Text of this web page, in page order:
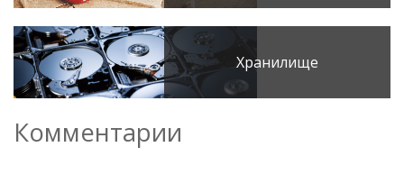
Хранилище
Комментарии